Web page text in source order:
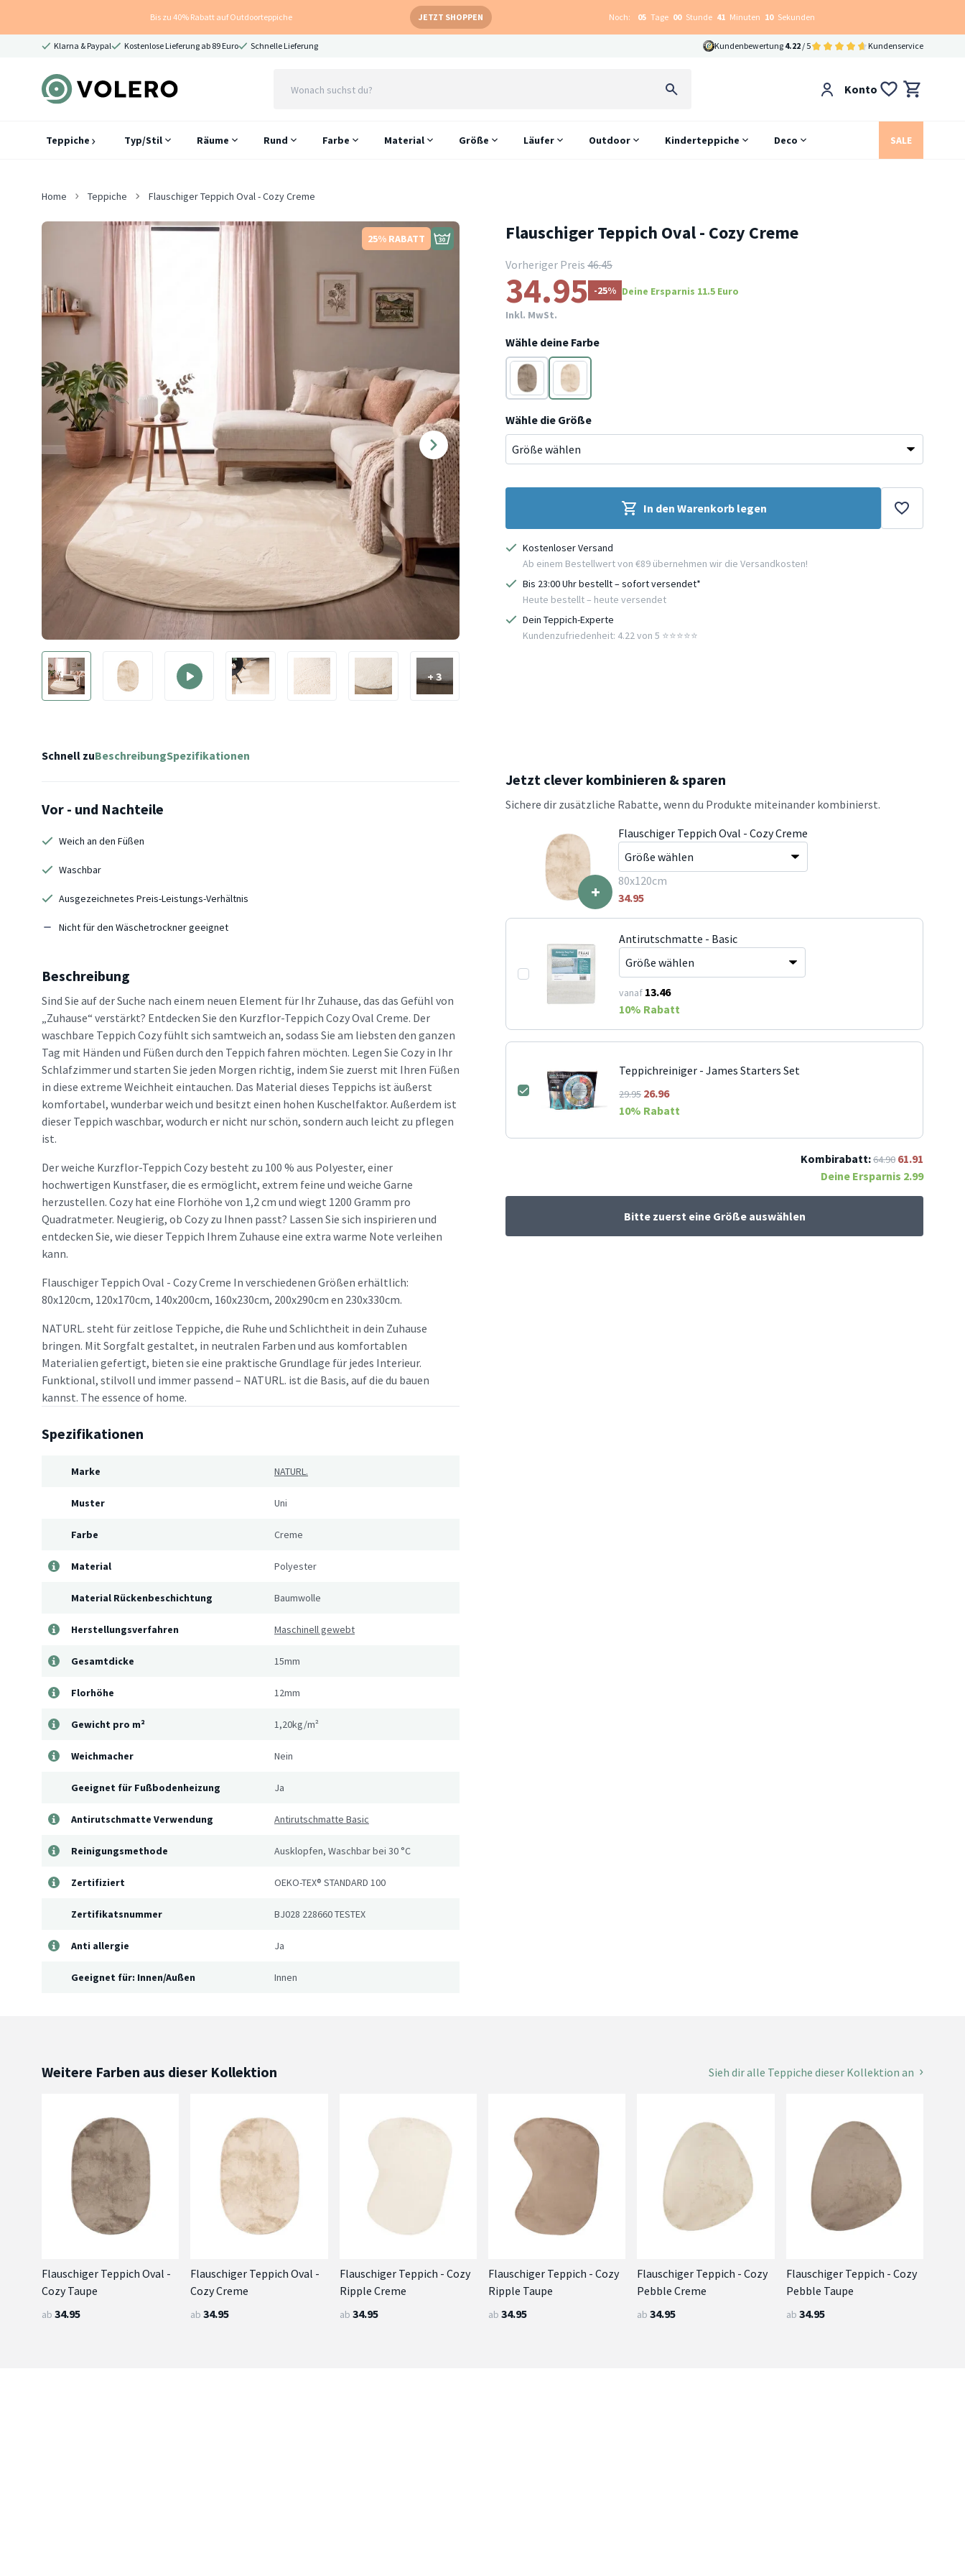
Bis zu 40% Rabatt auf Outdoorteppiche JETZT SHOPPEN Noch: 05 Tage 00 Stunde 41 Minuten 09 Sekunden
Klarna & Paypal Kostenlose Lieferung ab 89 Euro Schnelle Lieferung Kundenbewertung 4.22 / 5 Kundenservice
Konto
Teppiche Typ/Stil Räume Rund Farbe Material Größe Läufer Outdoor Kinderteppiche Deco SALE
Home Teppiche Flauschiger Teppich Oval - Cozy Creme
25% RABATT
+ 3
Flauschiger Teppich Oval - Cozy Creme
Vorheriger Preis 46.45
34.95 -25% Deine Ersparnis 11.5 Euro
Inkl. MwSt.
Wähle deine Farbe
Taupe
Creme
Wähle die Größe
In den Warenkorb legen
Kostenloser Versand
Ab einem Bestellwert von €89 übernehmen wir die Versandkosten!
Bis 23:00 Uhr bestellt – sofort versendet*
Heute bestellt – heute versendet
Dein Teppich-Experte
Kundenzufriedenheit: 4.22 von 5 ⭐️⭐️⭐️⭐️⭐️
Schnell zuBeschreibungSpezifikationen
Vor - und Nachteile
Weich an den Füßen
Waschbar
Ausgezeichnetes Preis-Leistungs-Verhältnis
Nicht für den Wäschetrockner geeignet
Beschreibung
Sind Sie auf der Suche nach einem neuen Element für Ihr Zuhause, das das Gefühl von
„Zuhause“ verstärkt? Entdecken Sie den Kurzflor-Teppich Cozy Oval Creme. Der
waschbare Teppich Cozy fühlt sich samtweich an, sodass Sie am liebsten den ganzen
Tag mit Händen und Füßen durch den Teppich fahren möchten. Legen Sie Cozy in Ihr
Schlafzimmer und starten Sie jeden Morgen richtig, indem Sie zuerst mit Ihren Füßen
in diese extreme Weichheit eintauchen. Das Material dieses Teppichs ist äußerst
komfortabel, wunderbar weich und besitzt einen hohen Kuschelfaktor. Außerdem ist
dieser Teppich waschbar, wodurch er nicht nur schön, sondern auch leicht zu pflegen
ist.
Der weiche Kurzflor-Teppich Cozy besteht zu 100 % aus Polyester, einer
hochwertigen Kunstfaser, die es ermöglicht, extrem feine und weiche Garne
herzustellen. Cozy hat eine Florhöhe von 1,2 cm und wiegt 1200 Gramm pro
Quadratmeter. Neugierig, ob Cozy zu Ihnen passt? Lassen Sie sich inspirieren und
entdecken Sie, wie dieser Teppich Ihrem Zuhause eine extra warme Note verleihen
kann.
Flauschiger Teppich Oval - Cozy Creme In verschiedenen Größen erhältlich:
80x120cm, 120x170cm, 140x200cm, 160x230cm, 200x290cm en 230x330cm.
NATURL. steht für zeitlose Teppiche, die Ruhe und Schlichtheit in dein Zuhause
bringen. Mit Sorgfalt gestaltet, in neutralen Farben und aus komfortablen
Materialien gefertigt, bieten sie eine praktische Grundlage für jedes Interieur.
Funktional, stilvoll und immer passend – NATURL. ist die Basis, auf die du bauen
kannst. The essence of home.
Spezifikationen
Marke NATURL.
Muster Uni
Farbe Creme
Material Polyester
Material Rückenbeschichtung Baumwolle
Herstellungsverfahren Maschinell gewebt
Gesamtdicke 15mm
Florhöhe 12mm
Gewicht pro m² 1,20kg/m²
Weichmacher Nein
Geeignet für Fußbodenheizung Ja
Antirutschmatte Verwendung Antirutschmatte Basic
Reinigungsmethode Ausklopfen, Waschbar bei 30 °C
Zertifiziert OEKO-TEX® STANDARD 100
Zertifikatsnummer BJ028 228660 TESTEX
Anti allergie Ja
Geeignet für: Innen/Außen Innen
Jetzt clever kombinieren & sparen
Sichere dir zusätzliche Rabatte, wenn du Produkte miteinander kombinierst.
+
Flauschiger Teppich Oval - Cozy Creme
80x120cm
34.95
Antirutschmatte - Basic
vanaf 13.46
10% Rabatt
Teppichreiniger - James Starters Set
29.95 26.96
10% Rabatt
Kombirabatt:64.90 61.91
Deine Ersparnis 2.99
Bitte zuerst eine Größe auswählen
Weitere Farben aus dieser Kollektion Sieh dir alle Teppiche dieser Kollektion an
Flauschiger Teppich Oval -
Cozy Taupe
ab 34.95
Flauschiger Teppich Oval -
Cozy Creme
ab 34.95
Flauschiger Teppich - Cozy
Ripple Creme
ab 34.95
Flauschiger Teppich - Cozy
Ripple Taupe
ab 34.95
Flauschiger Teppich - Cozy
Pebble Creme
ab 34.95
Flauschiger Teppich - Cozy
Pebble Taupe
ab 34.95